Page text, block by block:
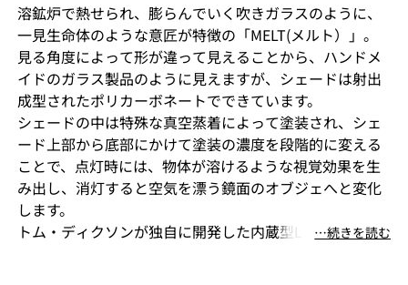
溶鉱炉で熱せられ、膨らんでいく吹きガラスのように、
一見生命体のような意匠が特徴の「MELT(メルト）」。
見る角度によって形が違って見えることから、ハンドメ
イドのガラス製品のように見えますが、シェードは射出
成型されたポリカーボネートでできています。
シェードの中は特殊な真空蒸着によって塗装され、シェ
ード上部から底部にかけて塗装の濃度を段階的に変える
ことで、点灯時には、物体が溶けるような視覚効果を生
み出し、消灯すると空気を漂う鏡面のオブジェへと変化
します。
トム・ディクソンが独自に開発した内蔵型LEDを使用す
⋯続きを読む